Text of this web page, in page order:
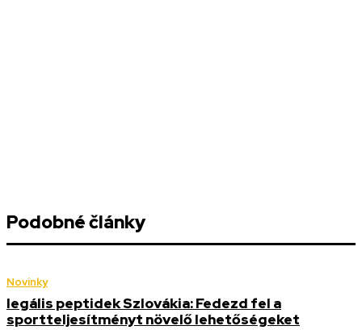
Podobné články
Novinky
legális peptidek Szlovákia: Fedezd fel a
sportteljesítményt növelő lehetőségeket